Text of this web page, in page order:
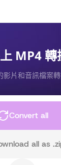
MP4 轉
影片和音訊檔案